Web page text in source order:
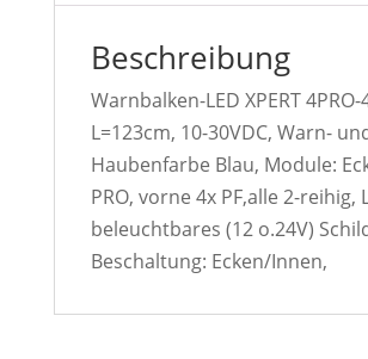
Beschreibung
Warnbalken-LED XPERT 4PRO-
L=123cm, 10-30VDC, Warn-
Haubenfarbe Blau, Module:
PRO, vorne 4x PF,alle 2-reihig,
beleuchtbares (12 o.24V)
Beschaltung: Ecken/Innen,